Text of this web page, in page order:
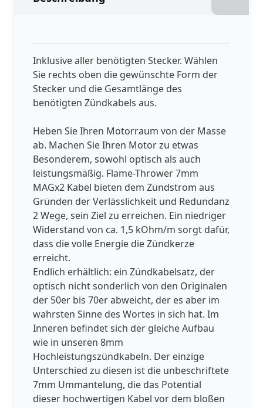
Inklusive aller benötigten Stecker. Wählen
Sie rechts oben die gewünschte Form der
Stecker und die Gesamtlänge des
benötigten Zündkabels aus.
Heben Sie Ihren Motorraum von der Masse
ab. Machen Sie Ihren Motor zu etwas
Besonderem, sowohl optisch als auch
leistungsmäßig. Flame-Thrower 7mm
MAGx2 Kabel bieten dem Zündstrom aus
Gründen der Verlässlichkeit und Redundanz
2 Wege, sein Ziel zu erreichen. Ein niedriger
Widerstand von ca. 1,5 kOhm/m sorgt dafür,
dass die volle Energie die Zündkerze
erreicht.
Endlich erhältlich: ein Zündkabelsatz, der
optisch nicht sonderlich von den Originalen
der 50er bis 70er abweicht, der es aber im
wahrsten Sinne des Wortes in sich hat. Im
Inneren befindet sich der gleiche Aufbau
wie in unseren 8mm
Hochleistungszündkabeln. Der einzige
Unterschied zu diesen ist die unbeschriftete
7mm Ummantelung, die das Potential
dieser hochwertigen Kabel vor dem bloßen